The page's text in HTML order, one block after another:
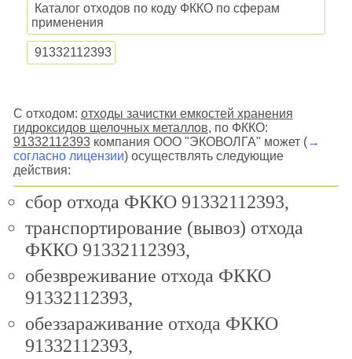
Каталог отходов по коду ФККО по сферам
применения
91332112393
С отходом: отходы зачистки емкостей хранения
гидроксидов щелочных металлов, по ФККО:
91332112393компания ООО "ЭКОВОЛГА" может (→
согласно лицензии) осуществлять следующие
действия:
сбор отхода ФККО 91332112393,
транспортирование (вывоз) отхода
ФККО 91332112393,
обезвреживание отхода ФККО
91332112393,
обеззараживание отхода ФККО
91332112393,